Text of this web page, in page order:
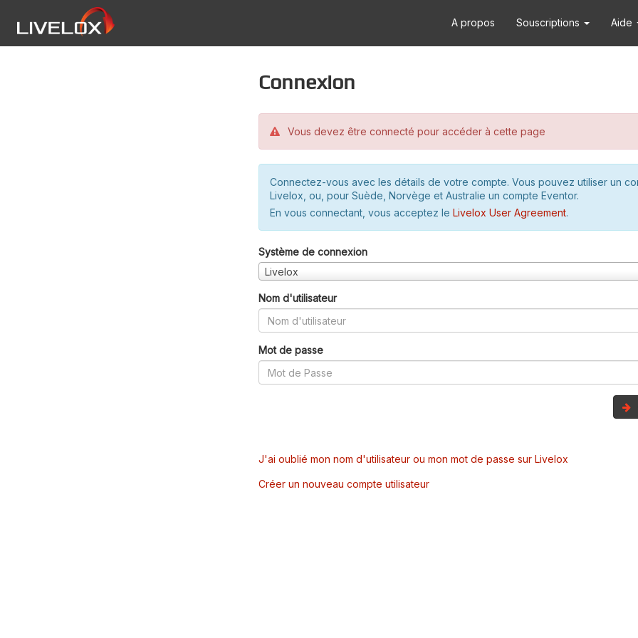
A propos Souscriptions Aide
Connexion
Vous devez être connecté pour accéder à cette page
Connectez-vous avec les détails de votre compte. Vous pouvez utiliser un
Livelox, ou, pour Suède, Norvège et Australie un compte Eventor.
En vous connectant, vous acceptez le Livelox User Agreement.
Système de connexion
Livelox
Nom d'utilisateur
Mot de passe
J'ai oublié mon nom d'utilisateur ou mon mot de passe sur Livelox
Créer un nouveau compte utilisateur